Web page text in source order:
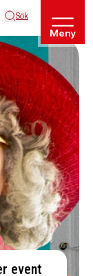
Sök
Meny
event